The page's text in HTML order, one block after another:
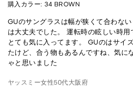
購入カラー: 34 BROWN
GUのサングラスは幅が狭くて合わな
は大丈夫でした。 運転時の眩しい時
とても気に入ってます。 GUのはサイ
たけど、合う物もあるんですね、気に
ゃと思いました
ヤッスミー女性50代大阪府